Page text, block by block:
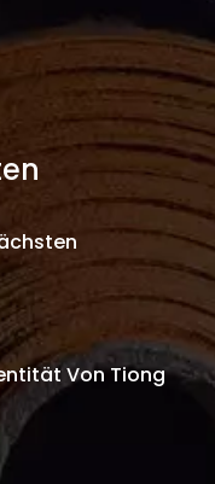
Von Tiong